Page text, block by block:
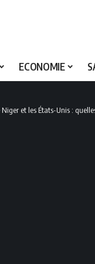
ECONOMIE
et les États-Unis :